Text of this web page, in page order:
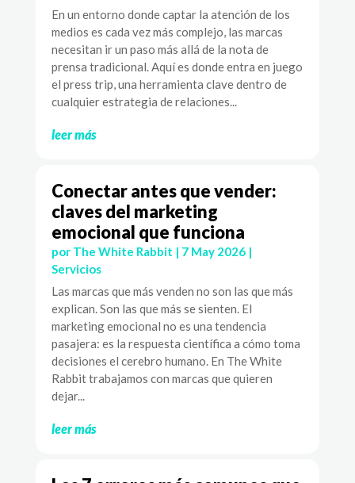
En un entorno donde captar la atención de los
medios es cada vez más complejo, las marcas
necesitan ir un paso más allá de la nota de
prensa tradicional. Aquí es donde entra en juego
el press trip, una herramienta clave dentro de
cualquier estrategia de relaciones...
leer más
Conectar antes que vender:
claves del marketing
emocional que funciona
por The White Rabbit | 7 May 2026|
Servicios
Las marcas que más venden no son las que más
explican. Son las que más se sienten. El
marketing emocional no es una tendencia
pasajera: es la respuesta científica a cómo toma
decisiones el cerebro humano. En The White
Rabbit trabajamos con marcas que quieren
dejar...
leer más